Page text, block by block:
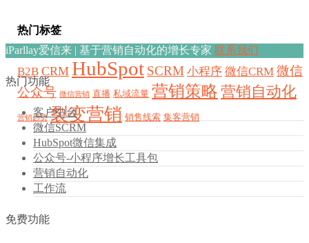
热门标签
B2B CRM HubSpot SCRM 小程序 微信CRM 微信
公众号 微信营销 直播 私域流量 营销策略 营销自动化
营销趋势 裂变营销 销售线索 集客营销
iParllay爱信来 | 基于营销自动化的增长专家 联系我们
热门功能
客户中台
微信SCRM
HubSpot微信集成
公众号-小程序增长工具包
营销自动化
工作流
免费功能